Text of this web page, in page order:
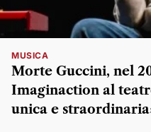
MUSICA
Morte Guccini, nel
Imaginaction al
unica e